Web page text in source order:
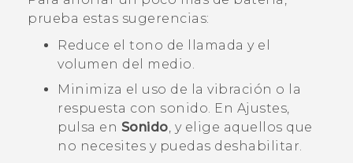
prueba estas sugerencias:
Reduce el tono de llamada y el
volumen del medio.
Minimiza el uso de la vibración o la
respuesta con sonido. En Ajustes,
pulsa en Sonido, y elige aquellos que
no necesites y puedas deshabilitar.